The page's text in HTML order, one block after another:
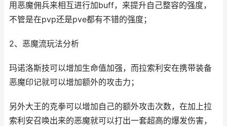
用恶魔佣兵来相互进行加buff，来提升自己整容的强度，
不管是在pvp还是pve都有不错的强度；
2、恶魔流玩法分析
玛诺洛斯技可以增加生命值加强，而拉索利安在携带装备
恶魔印记就可以增加额外的攻击力；
另外大王的克拳可以增加自己的额外攻击次数，在加上拉
索利安召唤出来的恶魔就可以打出一套超高的爆发伤害，